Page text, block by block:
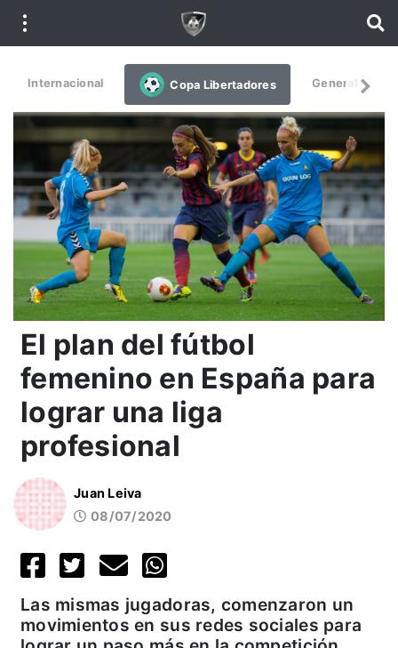
Internacional Copa Libertadores General
El plan del fútbol
femenino en España para
lograr una liga
profesional
Juan Leiva
08/07/2020
Las mismas jugadoras, comenzaron un
movimientos en sus redes sociales para